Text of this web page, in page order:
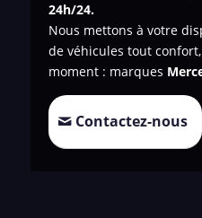
24h/24.
Nous mettons à votre
de véhicules tout
moment : marques
Contactez-nous